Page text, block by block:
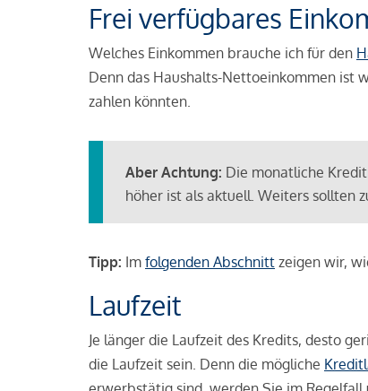
Frei verfügbares
Welches Einkommen brauche ich für den
Denn das Haushalts-Nettoeinkommen ist
zahlen könnten.
Aber Achtung: Die monatliche
höher ist als aktuell. Weiters sollten
Tipp: Im folgenden Abschnitt zeigen wir,
Laufzeit
Je länger die Laufzeit des Kredits, desto
die Laufzeit sein. Denn die mögliche